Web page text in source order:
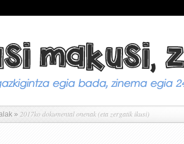
» 2017ko dokumental onenak (eta zergatik ikusi)